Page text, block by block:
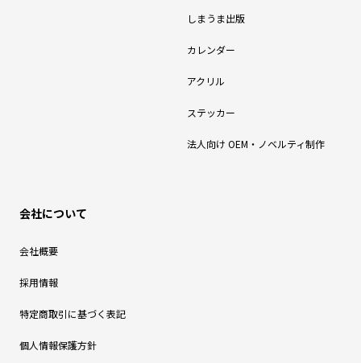
しまうま出版
カレンダー
アクリル
ステッカー
法人向け OEM・ノベルティ制作
会社について
会社概要
採用情報
特定商取引に基づく表記
個人情報保護方針